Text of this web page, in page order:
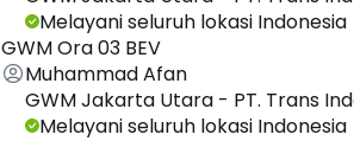
Melayani seluruh lokasi Indonesia
GWM Ora 03 BEV
Muhammad Afan
GWM Jakarta Utara - PT. Trans
Melayani seluruh lokasi Indonesia